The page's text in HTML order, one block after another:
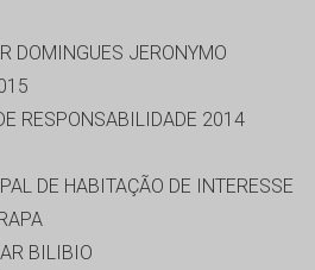
DOMINGUES JERONYMO
RESPONSABILIDADE 2014
DE HABITAÇÃO DE INTERESSE
BILIBIO